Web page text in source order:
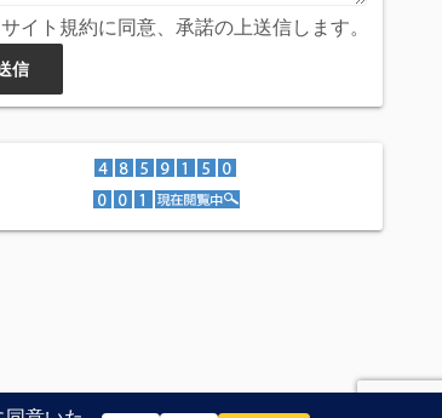
サイト規約に同意、承諾の上送信します。